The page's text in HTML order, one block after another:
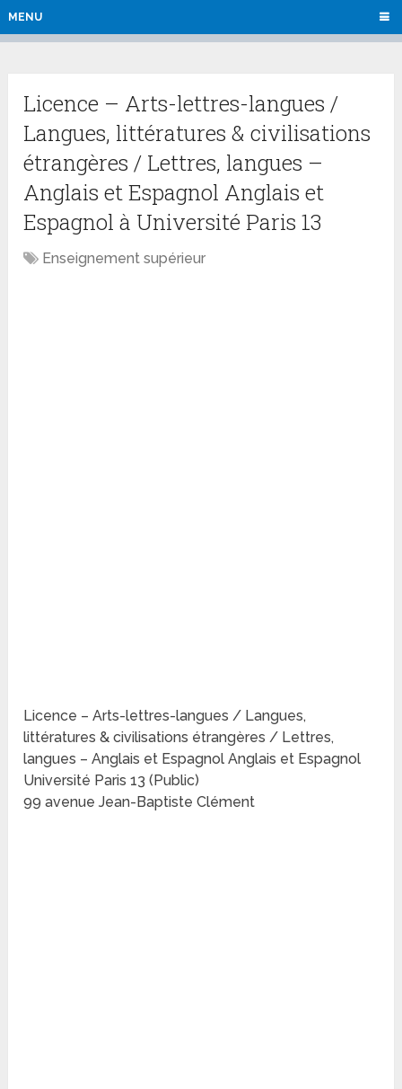
MENU
Licence – Arts-lettres-langues /
Langues, littératures & civilisations
étrangères / Lettres, langues –
Anglais et Espagnol Anglais et
Espagnol à Université Paris 13
Enseignement supérieur
Licence – Arts-lettres-langues / Langues,
littératures & civilisations étrangères / Lettres,
langues – Anglais et Espagnol Anglais et Espagnol
Université Paris 13 (Public)
99 avenue Jean-Baptiste Clément